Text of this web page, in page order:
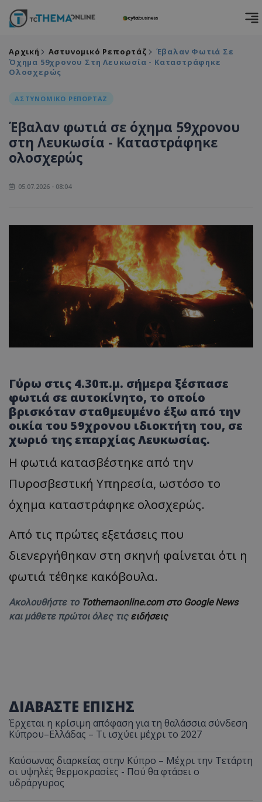
Αρχική Αστυνομικό Ρεπορτάζ
Έβαλαν Φωτιά Σε
Όχημα 59χρονου Στη Λευκωσία - Καταστράφηκε
Ολοσχερώς
ΑΣΤΥΝΟΜΙΚΟ ΡΕΠΟΡΤΑΖ
Έβαλαν φωτιά σε όχημα 59χρονου
στη Λευκωσία - Καταστράφηκε
ολοσχερώς
05.07.2026 - 08:04
Γύρω στις 4.30π.μ. σήμερα ξέσπασε
φωτιά σε αυτοκίνητο, το οποίο
βρισκόταν σταθμευμένο έξω από την
οικία του 59χρονου ιδιοκτήτη του, σε
χωριό της επαρχίας Λευκωσίας.
Η φωτιά κατασβέστηκε από την
Πυροσβεστική Υπηρεσία, ωστόσο το
όχημα καταστράφηκε ολοσχερώς.
Από τις πρώτες εξετάσεις που
διενεργήθηκαν στη σκηνή φαίνεται ότι η
φωτιά τέθηκε κακόβουλα.
Ακολουθήστε το Tothemaonline.com στο Google News
και μάθετε πρώτοι όλες τις ειδήσεις
ΔΙΑΒΑΣΤΕ ΕΠΙΣΗΣ
Έρχεται η κρίσιμη απόφαση για τη θαλάσσια σύνδεση
Κύπρου–Ελλάδας – Τι ισχύει μέχρι το 2027
Καύσωνας διαρκείας στην Κύπρο – Μέχρι την Τετάρτη
οι υψηλές θερμοκρασίες - Πού θα φτάσει ο
υδράργυρος